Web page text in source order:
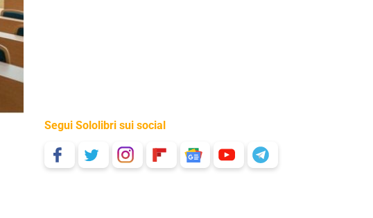
Segui Sololibri sui social